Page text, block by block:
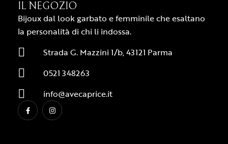
IL NEGOZIO
Bijoux dal look garbato e femminile che esaltano
la personalità di chi li indossa.
Strada G. Mazzini 1/b, 43121 Parma
0521 348263
info@avecaprice.it